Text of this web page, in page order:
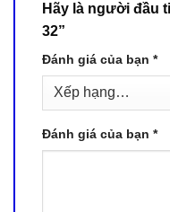
Hãy là người đầu
32”
Đánh giá của bạn *
Đánh giá của bạn *